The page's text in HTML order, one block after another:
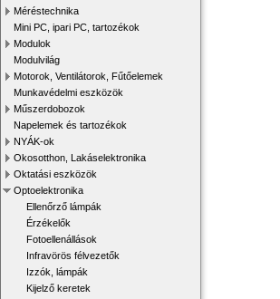
Méréstechnika
Mini PC, ipari PC, tartozékok
Modulok
Modulvilág
Motorok, Ventilátorok, Fűtőelemek
Munkavédelmi eszközök
Műszerdobozok
Napelemek és tartozékok
NYÁK-ok
Okosotthon, Lakáselektronika
Oktatási eszközök
Optoelektronika
Ellenőrző lámpák
Érzékelők
Fotoellenállások
Infravörös félvezetők
Izzók, lámpák
Kijelző keretek